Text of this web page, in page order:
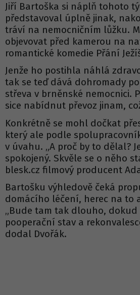
Jiří Bartoška si náplň tohoto
představoval úplně jinak,
tráví na nemocničním lůžku.
objevovat před kamerou na
romantické komedie Přání
Jenže ho postihla náhlá
tak se teď dává dohromady
střeva v brněnské nemocnici.
sice nabídnut převoz jinam,
Konkrétně se mohl dočkat
který ale podle
v úvahu. „A proč by to dělal?
spokojený. Skvěle se o něho
blesk.cz filmový producent
Bartošku výhledově čeká
domácího léčení, herec na to
„Bude tam tak dlouho,
pooperační stav a
dodal Dvořák.